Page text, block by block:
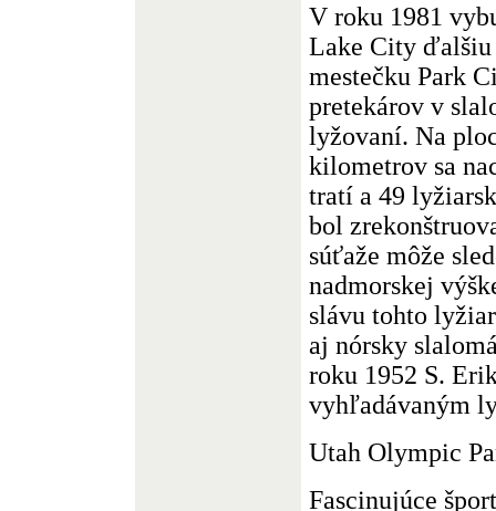
V roku 1981
Lake City
mestečku Park
pretekárov v
lyžovaní. Na
kilometrov sa
tratí a 49
bol
súťaže môže
nadmorskej
slávu tohto
aj nórsky
roku 1952 S.
vyhľadávaným
Utah Olympic
Fascinujúce